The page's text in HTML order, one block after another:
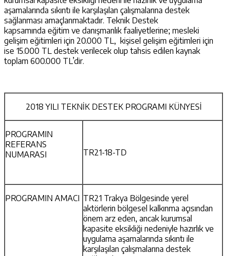
aşamalarında sıkıntı ile karşılaşılan çalışmalarına destek
sağlanması amaçlanmaktadır. Teknik Destek
kapsamında eğitim ve danışmanlık faaliyetlerine; mesleki
gelişim eğitimleri için 20.000 TL, kişisel gelişim eğitimleri için
ise 15.000 TL destek verilecek olup tahsis edilen kaynak
toplam 600.000 TL’dir.
2018 YILI TEKNİK DESTEK PROGRAMI KÜNYESİ
PROGRAMIN
REFERANS
NUMARASI
TR21-18-TD
PROGRAMIN AMACI TR21 Trakya Bölgesinde yerel
aktörlerin bölgesel kalkınma açısından
önem arz eden, ancak kurumsal
kapasite eksikliği nedeniyle hazırlık ve
uygulama aşamalarında sıkıntı ile
karşılaşılan çalışmalarına destek